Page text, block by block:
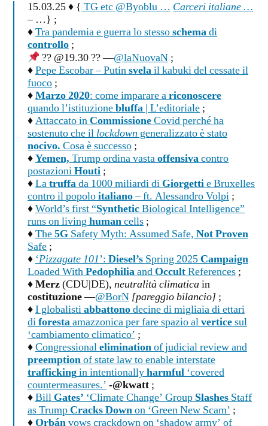
15.03.25 ♦ { TG etc @Byoblu … Carceri italiane …
– …} ;
♦Tra pandemia e guerra lo stessoschemadi
controllo ;
?? @19.30 ?? —@laNuovaN ;
♦Pepe Escobar – Putinsvelail kabuki del cessate il
fuoco ;
♦Marzo 2020: come imparare ariconoscere
quando l’istituzionebluffa | L’editoriale ;
♦Attaccato inCommissioneCovid perché ha
sostenuto che il lockdown generalizzato è stato
nocivo. Cosa è successo ;
♦Yemen, Trump ordina vastaoffensivacontro
postazioniHouti ;
♦Latruffada 1000 miliardi di Giorgettie Bruxelles
contro il popoloitaliano– ft. Alessandro Volpi ;
♦World’s first “SyntheticBiological Intelligence”
runs on livinghumancells ;
♦The5G Safety Myth: Assumed Safe, Not Proven
Safe ;
♦ ‘Pizzagate 101’: Diesel’s Spring 2025Campaign
Loaded WithPedophiliaandOccultReferences ;
♦Merz(CDU|DE), neutralità climaticain
costituzione—@BorN [pareggio bilancio] ;
♦I globalistiabbattonodecine di migliaia di ettari
diforestaamazzonica per fare spazio alverticesul
‘cambiamento climatico’ ;
♦Congressionaleliminationof judicial review and
preemptionof state law to enable interstate
traffickingin intentionallyharmful ‘covered
countermeasures.’ -@kwatt ;
♦Bill Gates’ ‘Climate Change’ Group Slashes Staff
as TrumpCracks Downon ‘Green New Scam’ ;
♦Orbánvows crackdown on ‘shadow army’ of